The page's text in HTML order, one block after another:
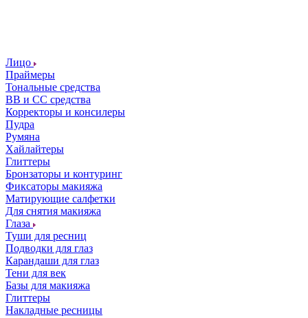
Лицо
Праймеры
Тональные средства
ВВ и СС средства
Корректоры и консилеры
Пудра
Румяна
Хайлайтеры
Глиттеры
Бронзаторы и контуринг
Фиксаторы макияжа
Матирующие салфетки
Для снятия макияжа
Глаза
Туши для ресниц
Подводки для глаз
Карандаши для глаз
Тени для век
Базы для макияжа
Глиттеры
Накладные ресницы